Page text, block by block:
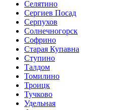
Селятино
Сергиев Посад
Серпухов
Солнечногорск
Софрино
Старая Купавна
Ступино
Талдом
Томилино
Троицк
Тучково
Удельная